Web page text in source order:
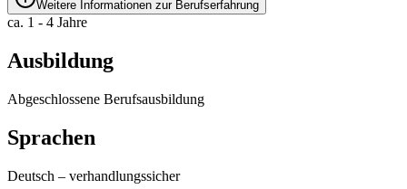
Weitere Informationen zur Berufserfahrung
ca. 1 - 4 Jahre
Ausbildung
Abgeschlossene Berufsausbildung
Sprachen
Deutsch – verhandlungssicher